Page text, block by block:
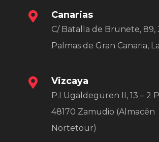
Canarias
C/ Batalla de Brunete, 89,
Palmas de Gran Canaria,
Vizcaya
P.I Ugaldeguren II, 13 – 2
48170 Zamudio (Almacén
Nortetour)